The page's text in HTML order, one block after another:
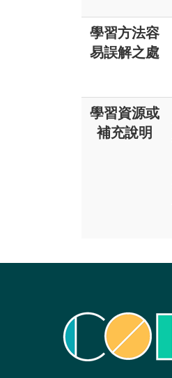
學習方法容
易誤解之處
學習資源或
補充說明